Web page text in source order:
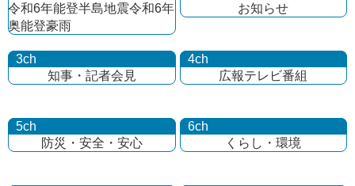
令和6年能登半島地震令和6年
奥能登豪雨
お知らせ
3ch
知事・記者会見
4ch
広報テレビ番組
5ch
防災・安全・安心
6ch
くらし・環境